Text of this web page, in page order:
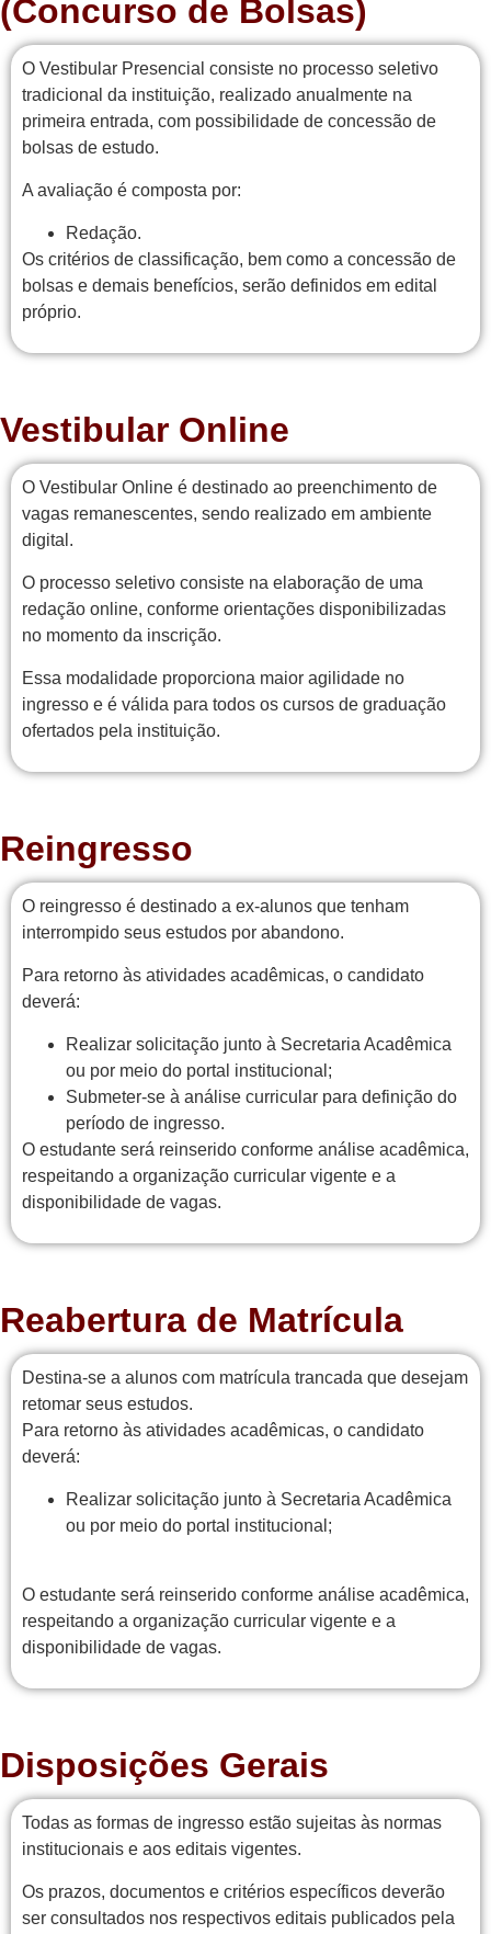
(Concurso de Bolsas)
O Vestibular Presencial consiste no processo seletivo
tradicional da instituição, realizado anualmente na
primeira entrada, com possibilidade de concessão de
bolsas de estudo.
A avaliação é composta por:
Redação.
Os critérios de classificação, bem como a concessão de
bolsas e demais benefícios, serão definidos em edital
próprio.
Vestibular Online
O Vestibular Online é destinado ao preenchimento de
vagas remanescentes, sendo realizado em ambiente
digital.
O processo seletivo consiste na elaboração de uma
redação online, conforme orientações disponibilizadas
no momento da inscrição.
Essa modalidade proporciona maior agilidade no
ingresso e é válida para todos os cursos de graduação
ofertados pela instituição.
Reingresso
O reingresso é destinado a ex-alunos que tenham
interrompido seus estudos por abandono.
Para retorno às atividades acadêmicas, o candidato
deverá:
Realizar solicitação junto à Secretaria Acadêmica
ou por meio do portal institucional;
Submeter-se à análise curricular para definição do
período de ingresso.
O estudante será reinserido conforme análise acadêmica,
respeitando a organização curricular vigente e a
disponibilidade de vagas.
Reabertura de Matrícula
Destina-se a alunos com matrícula trancada que desejam
retomar seus estudos.
Para retorno às atividades acadêmicas, o candidato
deverá:
Realizar solicitação junto à Secretaria Acadêmica
ou por meio do portal institucional;
O estudante será reinserido conforme análise acadêmica,
respeitando a organização curricular vigente e a
disponibilidade de vagas.
Disposições Gerais
Todas as formas de ingresso estão sujeitas às normas
institucionais e aos editais vigentes.
Os prazos, documentos e critérios específicos deverão
ser consultados nos respectivos editais publicados pela